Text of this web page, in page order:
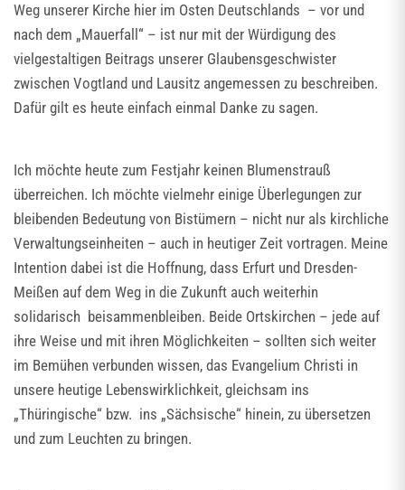
Weg unserer Kirche hier im Osten Deutschlands – vor und
nach dem „Mauerfall“ – ist nur mit der Würdigung des
vielgestaltigen Beitrags unserer Glaubensgeschwister
zwischen Vogtland und Lausitz angemessen zu beschreiben.
Dafür gilt es heute einfach einmal Danke zu sagen.
Ich möchte heute zum Festjahr keinen Blumenstrauß
überreichen. Ich möchte vielmehr einige Überlegungen zur
bleibenden Bedeutung von Bistümern – nicht nur als kirchliche
Verwaltungseinheiten – auch in heutiger Zeit vortragen. Meine
Intention dabei ist die Hoffnung, dass Erfurt und Dresden-
Meißen auf dem Weg in die Zukunft auch weiterhin
solidarisch beisammenbleiben. Beide Ortskirchen – jede auf
ihre Weise und mit ihren Möglichkeiten – sollten sich weiter
im Bemühen verbunden wissen, das Evangelium Christi in
unsere heutige Lebenswirklichkeit, gleichsam ins
„Thüringische“ bzw. ins „Sächsische“ hinein, zu übersetzen
und zum Leuchten zu bringen.